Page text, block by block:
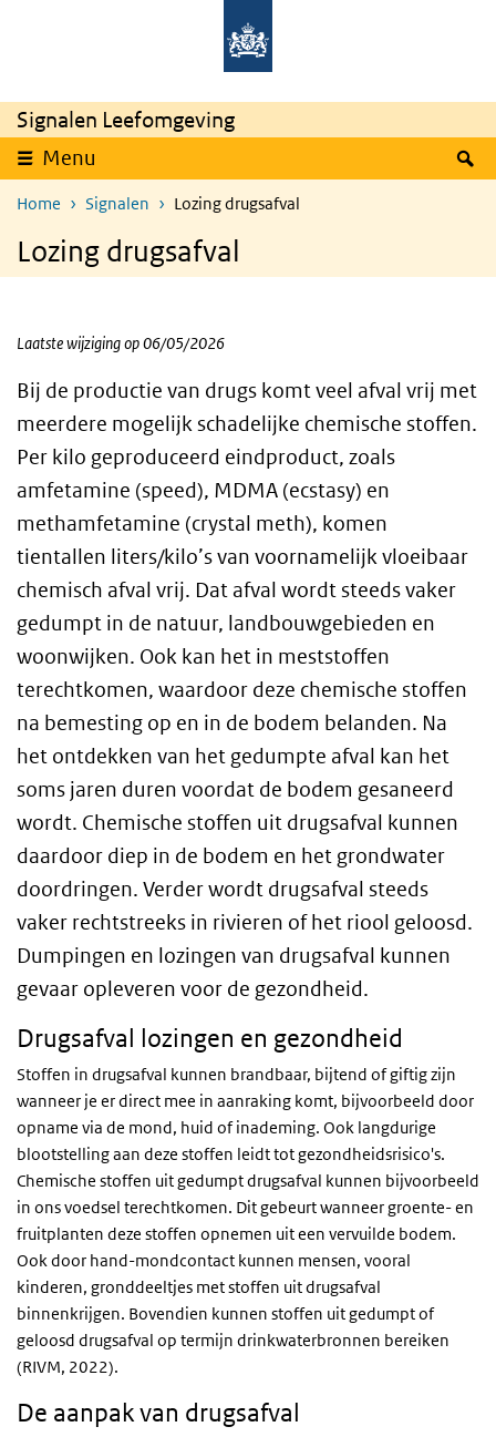
Overslaan en naar de inhoud gaan
Signalen Leefomgeving
Menu
Home Signalen Lozing drugsafval
Lozing drugsafval
Laatste wijziging op 06/05/2026
Bij de productie van drugs komt veel afval vrij met
meerdere mogelijk schadelijke chemische stoffen.
Per kilo geproduceerd eindproduct, zoals
amfetamine (speed), MDMA (ecstasy) en
methamfetamine (crystal meth), komen
tientallen liters/kilo’s van voornamelijk vloeibaar
chemisch afval vrij. Dat afval wordt steeds vaker
gedumpt in de natuur, landbouwgebieden en
woonwijken. Ook kan het in meststoffen
terechtkomen, waardoor deze chemische stoffen
na bemesting op en in de bodem belanden. Na
het ontdekken van het gedumpte afval kan het
soms jaren duren voordat de bodem gesaneerd
wordt. Chemische stoffen uit drugsafval kunnen
daardoor diep in de bodem en het grondwater
doordringen. Verder wordt drugsafval steeds
vaker rechtstreeks in rivieren of het riool geloosd.
Dumpingen en lozingen van drugsafval kunnen
gevaar opleveren voor de gezondheid.
Drugsafval lozingen en gezondheid
Stoffen in drugsafval kunnen brandbaar, bijtend of giftig zijn
wanneer je er direct mee in aanraking komt, bijvoorbeeld door
opname via de mond, huid of inademing. Ook langdurige
blootstelling aan deze stoffen leidt tot gezondheidsrisico's.
Chemische stoffen uit gedumpt drugsafval kunnen bijvoorbeeld
in ons voedsel terechtkomen. Dit gebeurt wanneer groente- en
fruitplanten deze stoffen opnemen uit een vervuilde bodem.
Ook door hand-mondcontact kunnen mensen, vooral
kinderen, gronddeeltjes met stoffen uit drugsafval
binnenkrijgen. Bovendien kunnen stoffen uit gedumpt of
geloosd drugsafval op termijn drinkwaterbronnen bereiken
(RIVM, 2022).
De aanpak van drugsafval